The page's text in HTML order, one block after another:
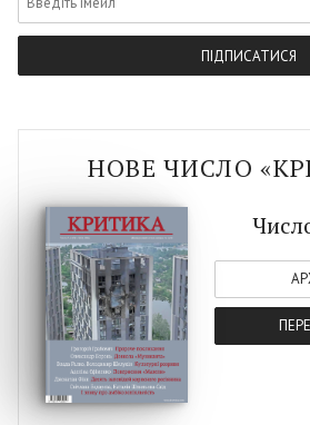
Деколонізація у постколоніяльному
світі
Яна Примаченко
Західна славістика: зміна
Віталій Чернецький
Анемоя болгарського пообіддя
Зоя Шевчук
Іван Гомза: «Держави без
ліберального осердя втрачають
можливість жити у
мирі»
ПIДПИСАТИСЯ
НОВЕ ЧИСЛО